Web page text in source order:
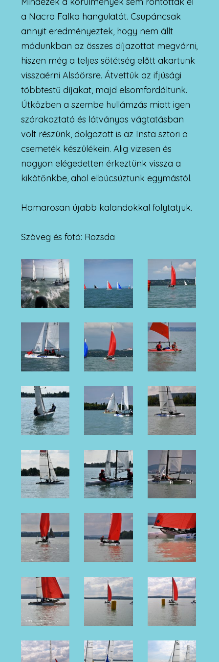
a Nacra Falka hangulatát. Csupáncsak
annyit eredményeztek, hogy nem állt
módunkban az összes díjazottat megvárni,
hiszen még a teljes sötétség előtt akartunk
visszaérni Alsóörsre. Átvettük az ifjúsági
többtestű díjakat, majd elsomfordáltunk.
Útközben a szembe hullámzás miatt igen
szórakoztató és látványos vágtatásban
volt részünk, dolgozott is az Insta sztori a
csemeték készülékein. Alig vizesen és
nagyon elégedetten érkeztünk vissza a
kikötőnkbe, ahol elbúcsúztunk egymástól.
Hamarosan újabb kalandokkal folytatjuk.
Szöveg és fotó: Rozsda